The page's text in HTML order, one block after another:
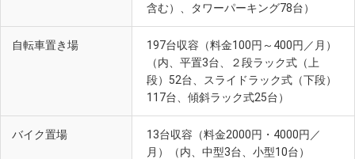
含む）、タワーパーキング78台）
自転車置き場
197台収容（料金100円～400円／月）
（内、平置3台、２段ラック式（上
段）52台、スライドラック式（下段）
117台、傾斜ラック式25台）
バイク置場
13台収容（料金2000円・4000円／
月）（内、中型3台、小型10台）